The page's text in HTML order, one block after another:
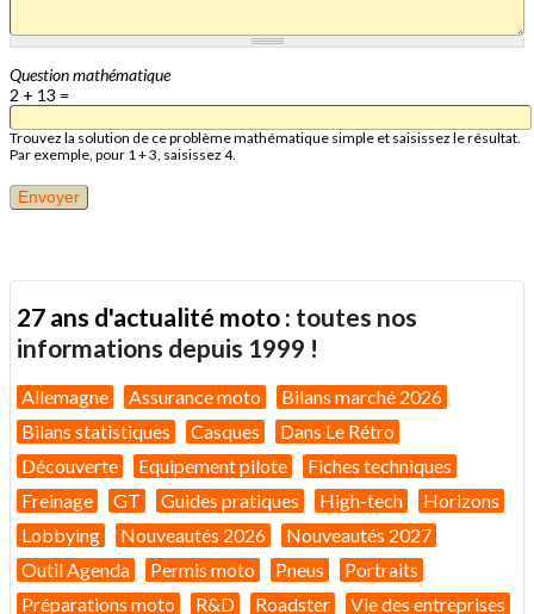
Question mathématique
2 + 13 =
Trouvez la solution de ce problème mathématique simple et saisissez le résultat.
Par exemple, pour 1 + 3, saisissez 4.
27 ans d'actualité moto : toutes nos
informations depuis 1999 !
Allemagne Assurance moto
Bilans marché 2026
Bilans statistiques
Casques
Dans Le Rétro
Découverte
Equipement pilote
Fiches techniques
Freinage
GT Guides pratiques High-tech
Horizons
Lobbying
Nouveautés 2026
Nouveautés 2027
Outil Agenda
Permis moto Pneus
Portraits
Préparations moto
R&D Roadster Vie des entreprises